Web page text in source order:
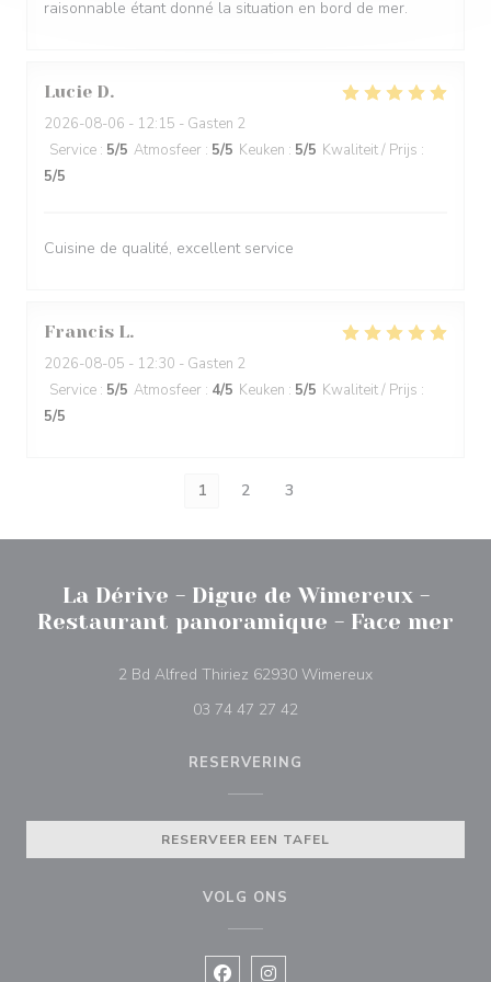
raisonnable étant donné la situation en bord de mer.
Lucie D
2026-08-06 - 12:15 - Gasten 2
Service : 5/5 Atmosfeer : 5/5 Keuken : 5/5 Kwaliteit / Prijs :
5/5
Cuisine de qualité, excellent service
Francis L
2026-08-05 - 12:30 - Gasten 2
Service : 5/5 Atmosfeer : 4/5 Keuken : 5/5 Kwaliteit / Prijs :
5/5
1 2 3
La Dérive - Digue de Wimereux -
Restaurant panoramique - Face mer
2 Bd Alfred Thiriez 62930 Wimereux((opent in een
03 74 47 27 42
RESERVERING
RESERVEER EEN TAFEL
VOLG ONS